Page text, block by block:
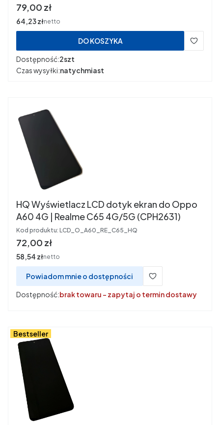
Cena
79,00 zł
Cena
64,23 złnetto
DO KOSZYKA
Dostępność:2szt
Czas wysyłki:natychmiast
HQ Wyświetlacz LCD dotyk ekran do Oppo
A60 4G | Realme C65 4G/5G (CPH2631)
Kod produktu: LCD_O_A60_RE_C65_HQ
Cena
72,00 zł
Cena
58,54 złnetto
Powiadom mnie o dostępności
Dostępność:brak towaru - zapytaj o termin dostawy
Bestseller